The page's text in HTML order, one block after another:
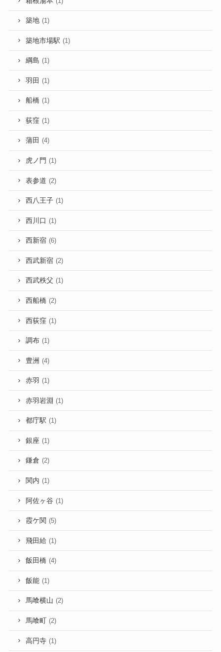
築地 (1)
築地市場駅 (1)
綱島 (1)
羽田 (1)
船橋 (1)
荻窪 (1)
蒲田 (4)
虎ノ門 (1)
表参道 (2)
西八王子 (1)
西川口 (1)
西新宿 (6)
西武新宿 (2)
西武秩父 (1)
西船橋 (2)
西荻窪 (1)
調布 (1)
豊洲 (4)
赤羽 (1)
赤羽岩淵 (1)
都庁駅 (1)
銀座 (1)
鎌倉 (2)
関内 (1)
阿佐ヶ谷 (1)
霞ケ関 (5)
飛田給 (1)
飯田橋 (4)
飯能 (1)
馬喰横山 (2)
馬喰町 (2)
高円寺 (1)